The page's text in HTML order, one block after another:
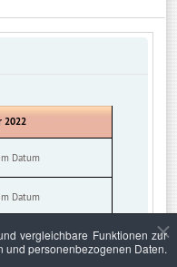
2022
Datum
Datum
Datum
vergleichbare Funktionen zur
und personenbezogenen Daten.